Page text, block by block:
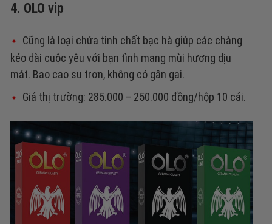
4. OLO vip
Cũng là loại chứa tinh chất bạc hà giúp các chàng
kéo dài cuộc yêu với bạn tình mang mùi hương dịu
mát. Bao cao su trơn, không có gân gai.
Giá thị trường: 285.000 – 250.000 đồng/hộp 10 cái.